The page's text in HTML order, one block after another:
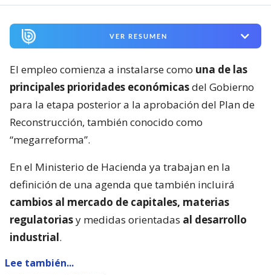
VER RESUMEN
El empleo comienza a instalarse como una de las
principales prioridades económicasdel Gobierno
para la etapa posterior a la aprobación del Plan de
Reconstrucción, también conocido como
“megarreforma”.
En el Ministerio de Hacienda ya trabajan en la
definición de una agenda que también incluirá
cambios al mercado de capitales, materias
regulatoriasy medidas orientadas al desarrollo
industrial.
Lee también...